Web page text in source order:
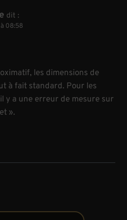
dit :
08:58
les dimensions de
à fait standard. Pour les
y a une erreur de mesure sur
».